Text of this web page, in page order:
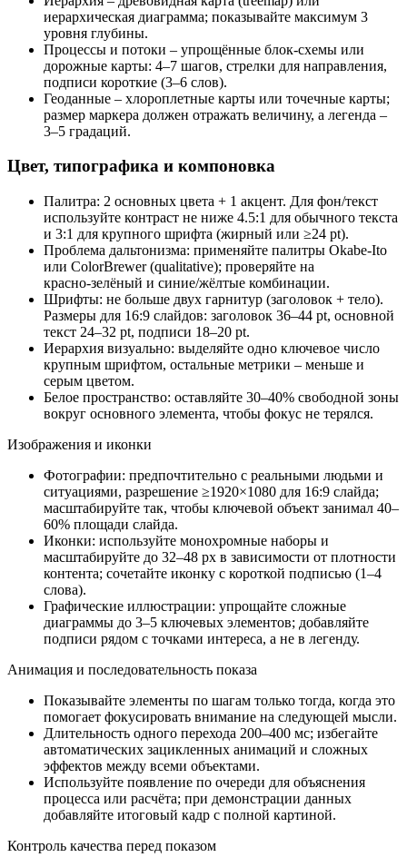
иерархическая диаграмма; показывайте максимум 3
уровня глубины.
Процессы и потоки – упрощённые блок-схемы или
дорожные карты: 4–7 шагов, стрелки для направления,
подписи короткие (3–6 слов).
Геоданные – хлороплетные карты или точечные карты;
размер маркера должен отражать величину, а легенда –
3–5 градаций.
Цвет, типографика и компоновка
Палитра: 2 основных цвета + 1 акцент. Для фон/текст
используйте контраст не ниже 4.5:1 для обычного текста
и 3:1 для крупного шрифта (жирный или ≥24 pt).
Проблема дальтонизма: применяйте палитры Okabe‑Ito
или ColorBrewer (qualitative); проверяйте на
красно‑зелёный и синие/жёлтые комбинации.
Шрифты: не больше двух гарнитур (заголовок + тело).
Размеры для 16:9 слайдов: заголовок 36–44 pt, основной
текст 24–32 pt, подписи 18–20 pt.
Иерархия визуально: выделяйте одно ключевое число
крупным шрифтом, остальные метрики – меньше и
серым цветом.
Белое пространство: оставляйте 30–40% свободной зоны
вокруг основного элемента, чтобы фокус не терялся.
Изображения и иконки
Фотографии: предпочтительно с реальными людьми и
ситуациями, разрешение ≥1920×1080 для 16:9 слайда;
масштабируйте так, чтобы ключевой объект занимал 40–
60% площади слайда.
Иконки: используйте монохромные наборы и
масштабируйте до 32–48 px в зависимости от плотности
контента; сочетайте иконку с короткой подписью (1–4
слова).
Графические иллюстрации: упрощайте сложные
диаграммы до 3–5 ключевых элементов; добавляйте
подписи рядом с точками интереса, а не в легенду.
Анимация и последовательность показа
Показывайте элементы по шагам только тогда, когда это
помогает фокусировать внимание на следующей мысли.
Длительность одного перехода 200–400 мс; избегайте
автоматических зацикленных анимаций и сложных
эффектов между всеми объектами.
Используйте появление по очереди для объяснения
процесса или расчёта; при демонстрации данных
добавляйте итоговый кадр с полной картиной.
Контроль качества перед показом